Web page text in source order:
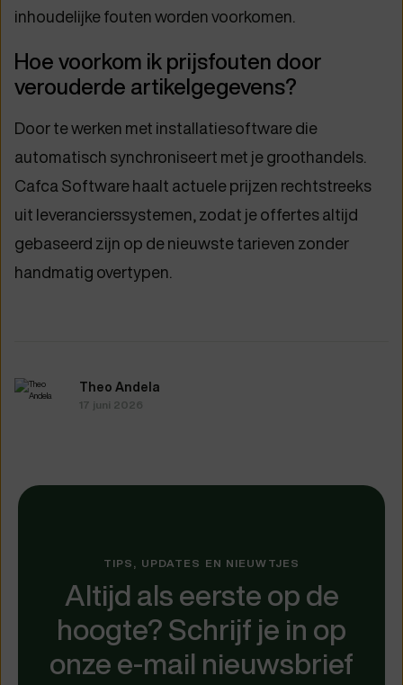
inhoudelijke fouten worden voorkomen.
Hoe voorkom ik prijsfouten door
verouderde artikelgegevens?
Door te werken met installatiesoftware die
automatisch synchroniseert met je groothandels.
Cafca Software haalt actuele prijzen rechtstreeks
uit leverancierssystemen, zodat je offertes altijd
gebaseerd zijn op de nieuwste tarieven zonder
handmatig overtypen.
Theo Andela
17 juni 2026
TIPS, UPDATES EN NIEUWTJES
Altijd als eerste op de
hoogte? Schrijf je in op
onze e-mail nieuwsbrief